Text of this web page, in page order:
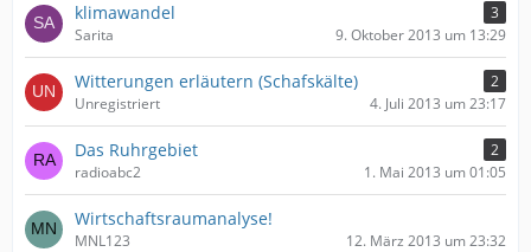
klimawandel
3
Sarita
9. Oktober 2013 um 13:29
Witterungen erläutern (Schafskälte)
2
Unregistriert
4. Juli 2013 um 23:17
Das Ruhrgebiet
2
radioabc2
1. Mai 2013 um 01:05
Wirtschaftsraumanalyse!
MNL123 12. März 2013 um 23:32